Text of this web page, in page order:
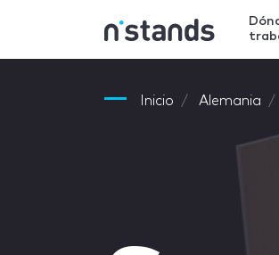
Inicio Alemania